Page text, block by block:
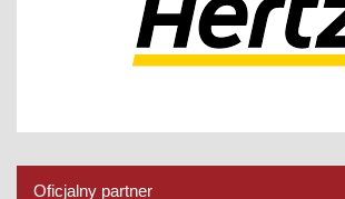
Oficjalny partner